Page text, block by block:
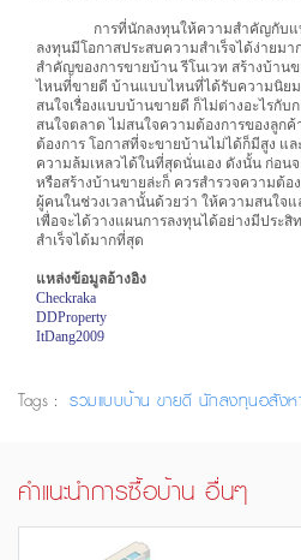
การที่นักลงทุนให้ความสำคัญกับแบบ
ลงทุนมีโอกาสประสบความสำเร็จได้ง่ายมา
สำคัญของการขายบ้าน รีโนเวท สร้างบ้าน
ไหนที่ขายดี บ้านแบบไหนที่ได้รับความนิย
สนใจเรื่องแบบบ้านขายดี ก็ไม่ต่างอะไรกับ
สนใจตลาด ไม่สนใจความต้องการของลูกค้
ต้องการ โอกาสที่จะขายบ้านไม่ได้ก็มีสูง แ
ความล้มเหลวได้ในที่สุดนั่นเอง ดังนั้น ก่อ
หรือสร้างบ้านขายล่ะก็ ควรสำรวจความต้อ
ผู้คนในช่วงเวลานั้นด้วยว่า ให้ความสนใจ
เพื่อจะได้วางแผนการลงทุนได้อย่างมีประ
สำเร็จได้มากที่สุด
แหล่งข้อมูลอ้างอิง
Checkraka
DDProperty
ItDang2009
Tags : รวมแบบบ้าน ขายดี นักลงทุนอสังห
คำแนะนำการซื้อบ้าน อื่นๆ